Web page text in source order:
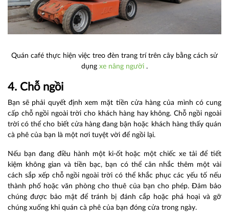
Quán café thực hiện việc treo đèn trang trí trên cây bằng cách sử
dụng xe nâng người .
4. Chỗ ngồi
Bạn sẽ phải quyết định xem mặt tiền cửa hàng của mình có cung
cấp chỗ ngồi ngoài trời cho khách hàng hay không. Chỗ ngồi ngoài
trời có thể cho biết cửa hàng đang bận hoặc khách hàng thấy quán
cà phê của bạn là một nơi tuyệt vời để ngồi lại.
Nếu bạn đang điều hành một ki-ốt hoặc một chiếc xe tải để tiết
kiệm không gian và tiền bạc, bạn có thể cân nhắc thêm một vài
cách sắp xếp chỗ ngồi ngoài trời có thể khắc phục các yếu tố nếu
thành phố hoặc văn phòng cho thuê của bạn cho phép. Đảm bảo
chúng được bảo mật để tránh bị đánh cắp hoặc phá hoại và gỡ
chúng xuống khi quán cà phê của bạn đóng cửa trong ngày.